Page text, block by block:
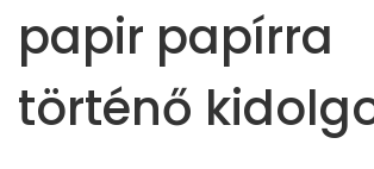
papir papírra
történő